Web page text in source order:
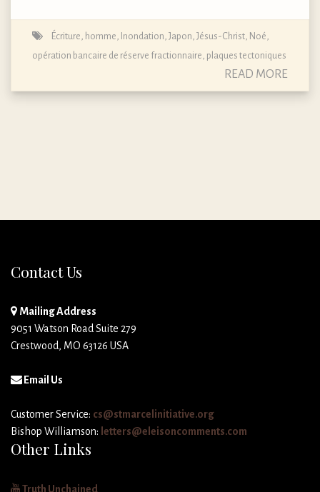
Écriture homme Inondation Japon Jésus-Christ Noé
opération bancaire de réserve fractionnaire plaques tectoniques
READ MORE
Contact Us
Mailing Address
9051 Watson Road Suite 279
Crestwood, MO 63126 USA
Email Us
Customer Service: cs@stmarcelinitiative.org
Bishop Williamson: letters@eleisoncomments.com
Other Links
Truth Unchained